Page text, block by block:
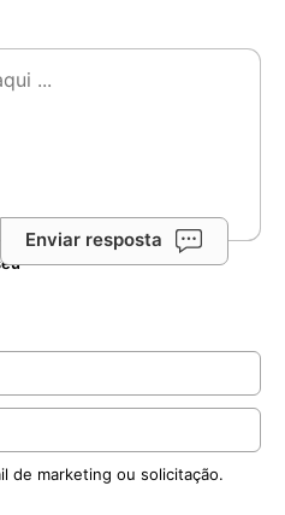
Enviar resposta
de marketing ou solicitação.